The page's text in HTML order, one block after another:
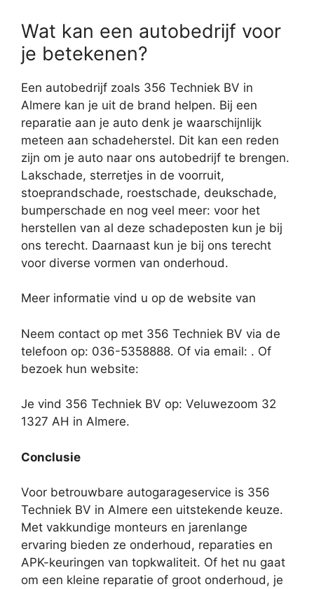
Wat kan een autobedrijf voor
je betekenen?
Een autobedrijf zoals 356 Techniek BV in
Almere kan je uit de brand helpen. Bij een
reparatie aan je auto denk je waarschijnlijk
meteen aan schadeherstel. Dit kan een reden
zijn om je auto naar ons autobedrijf te brengen.
Lakschade, sterretjes in de voorruit,
stoeprandschade, roestschade, deukschade,
bumperschade en nog veel meer: voor het
herstellen van al deze schadeposten kun je bij
ons terecht. Daarnaast kun je bij ons terecht
voor diverse vormen van onderhoud.
Meer informatie vind u op de website van
Neem contact op met 356 Techniek BV via de
telefoon op: 036-5358888. Of via email: . Of
bezoek hun website:
Je vind 356 Techniek BV op: Veluwezoom 32
1327 AH in Almere.
Conclusie
Voor betrouwbare autogarageservice is 356
Techniek BV in Almere een uitstekende keuze.
Met vakkundige monteurs en jarenlange
ervaring bieden ze onderhoud, reparaties en
APK-keuringen van topkwaliteit. Of het nu gaat
om een kleine reparatie of groot onderhoud, je